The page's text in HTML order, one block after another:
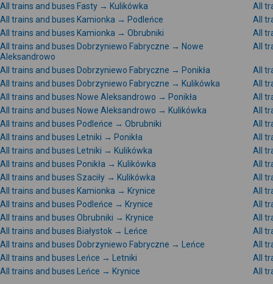
All trains and buses Fasty → Kulikówka
All
All trains and buses Kamionka → Podleńce
All
All trains and buses Kamionka → Obrubniki
All
All trains and buses Dobrzyniewo Fabryczne → Nowe
Aleksandrowo
All
All trains and buses Dobrzyniewo Fabryczne → Ponikła
All
All trains and buses Dobrzyniewo Fabryczne → Kulikówka
All
All trains and buses Nowe Aleksandrowo → Ponikła
All
All trains and buses Nowe Aleksandrowo → Kulikówka
All
All trains and buses Podleńce → Obrubniki
All
All trains and buses Letniki → Ponikła
All
All trains and buses Letniki → Kulikówka
All
All trains and buses Ponikła → Kulikówka
All
All trains and buses Szaciły → Kulikówka
All
All trains and buses Kamionka → Krynice
All
All trains and buses Podleńce → Krynice
All
All trains and buses Obrubniki → Krynice
All
All trains and buses Białystok → Leńce
All
All trains and buses Dobrzyniewo Fabryczne → Leńce
All
All trains and buses Leńce → Letniki
All
All trains and buses Leńce → Krynice
All